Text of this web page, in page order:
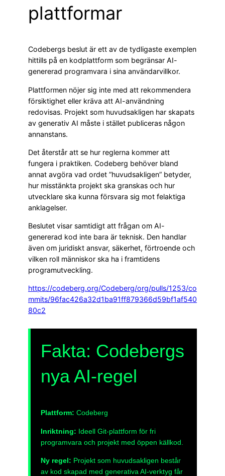
plattformar
Codebergs beslut är ett av de tydligaste exemplen
hittills på en kodplattform som begränsar AI-
genererad programvara i sina användarvillkor.
Plattformen nöjer sig inte med att rekommendera
försiktighet eller kräva att AI-användning
redovisas. Projekt som huvudsakligen har skapats
av generativ AI måste i stället publiceras någon
annanstans.
Det återstår att se hur reglerna kommer att
fungera i praktiken. Codeberg behöver bland
annat avgöra vad ordet ”huvudsakligen” betyder,
hur misstänkta projekt ska granskas och hur
utvecklare ska kunna försvara sig mot felaktiga
anklagelser.
Beslutet visar samtidigt att frågan om AI-
genererad kod inte bara är teknisk. Den handlar
även om juridiskt ansvar, säkerhet, förtroende och
vilken roll människor ska ha i framtidens
programutveckling.
https://codeberg.org/Codeberg/org/pulls/1253/co
mmits/96fac426a32d1ba91ff879366d59bf1af540
80c2
Fakta: Codebergs
nya AI-regel
Plattform: Codeberg
Inriktning: Ideell Git-plattform för fri
programvara och projekt med öppen källkod.
Ny regel: Projekt som huvudsakligen består
av kod skapad med generativa AI-verktyg får